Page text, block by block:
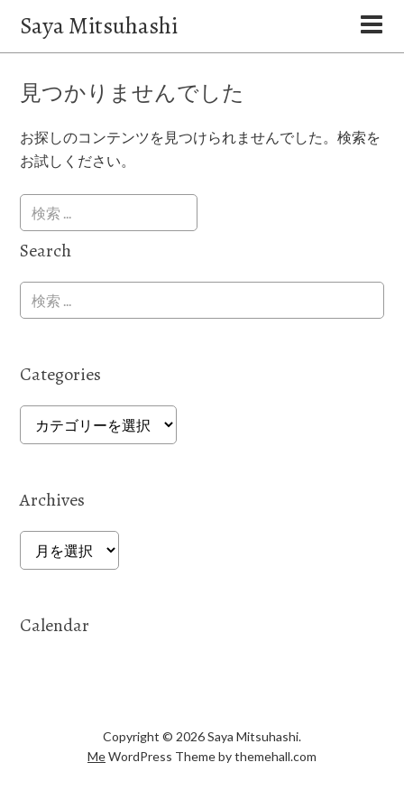
Saya Mitsuhashi
見つかりませんでした
お探しのコンテンツを見つけられませんでした。検索を
お試しください。
Search
Categories
Categories
Archives
Archives
Calendar
Copyright © 2026 Saya Mitsuhashi.
MeWordPress Theme by themehall.com